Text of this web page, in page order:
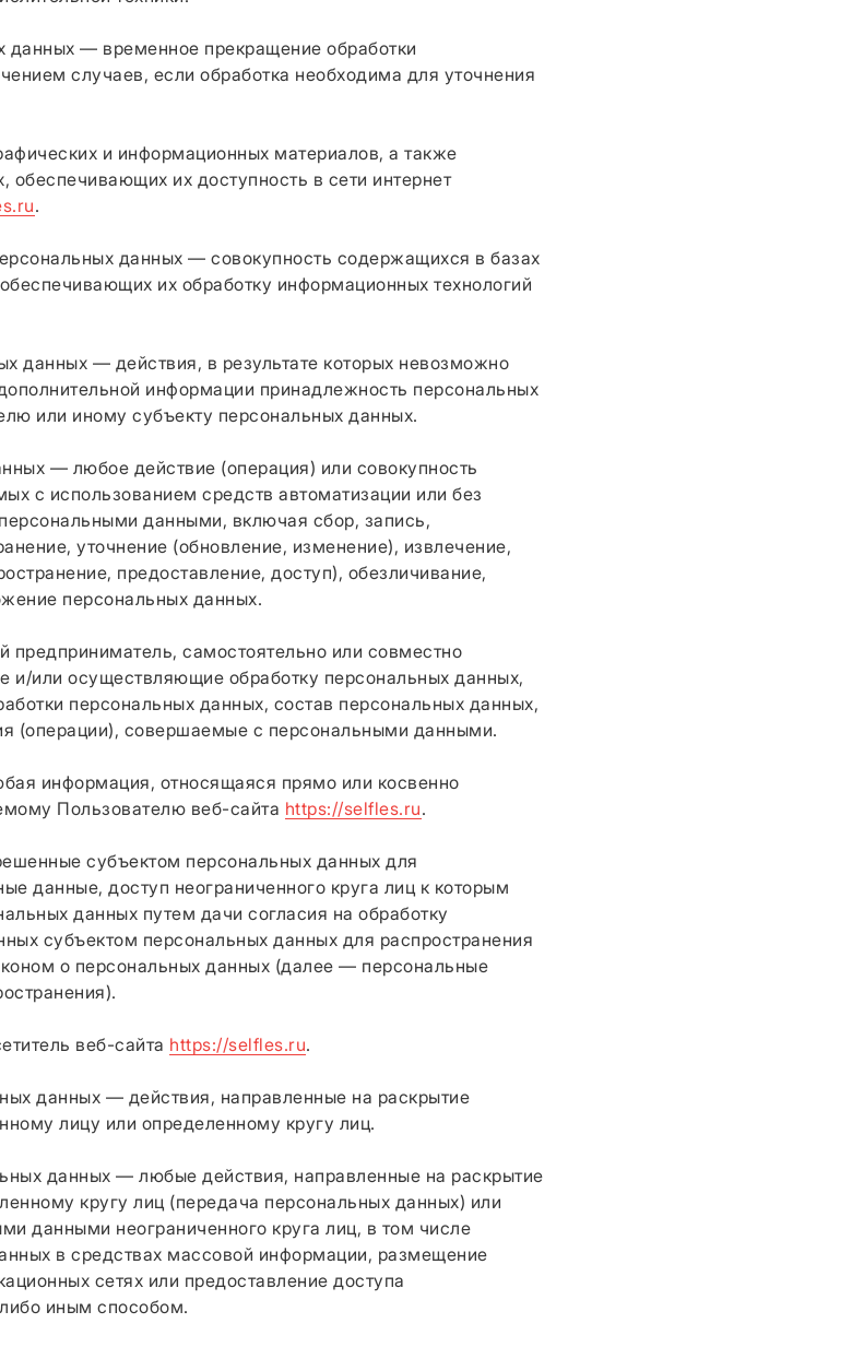
данных — временное прекращение обработки
случаев, если обработка необходима для уточнения
и информационных материалов, а также
их доступность в сети интернет
.
данных — совокупность содержащихся в базах
их обработку информационных технологий
данных — действия, в результате которых невозможно
информации принадлежность персональных
или иному субъекту персональных данных.
— любое действие (операция) или совокупность
с использованием средств автоматизации или без
данными, включая сбор, запись,
уточнение (обновление, изменение), извлечение,
предоставление, доступ), обезличивание,
персональных данных.
самостоятельно или совместно
и/или осуществляющие обработку персональных данных,
персональных данных, состав персональных данных,
(операции), совершаемые с персональными данными.
информация, относящаяся прямо или косвенно
Пользователю веб-сайта https://selfles.ru.
субъектом персональных данных для
данные, доступ неограниченного круга лиц к которым
данных путем дачи согласия на обработку
субъектом персональных данных для распространения
о персональных данных (далее — персональные
веб-сайта https://selfles.ru.
данных — действия, направленные на раскрытие
лицу или определенному кругу лиц.
данных — любые действия, направленные на раскрытие
кругу лиц (передача персональных данных) или
данными неограниченного круга лиц, в том числе
в средствах массовой информации, размещение
сетях или предоставление доступа
иным способом.